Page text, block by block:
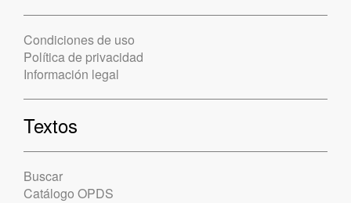
Condiciones de uso
Política de privacidad
Información legal
Textos
Buscar
Catálogo OPDS